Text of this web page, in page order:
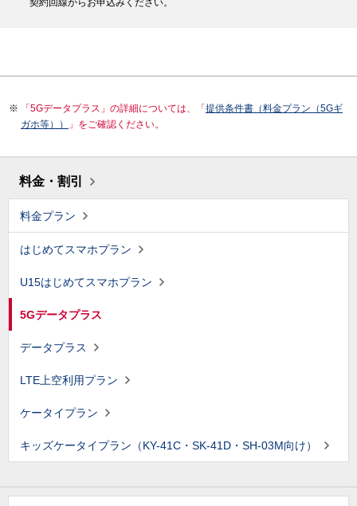
契約回線からお申込みください。
「5Gデータプラス」の詳細については、「 提供条件書（料金プラン（5Gギ
ガホ等））
」をご確認ください。
料金・割引
料金プラン
はじめてスマホプラン
U15はじめてスマホプラン
5Gデータプラス
データプラス
LTE上空利用プラン
ケータイプラン
キッズケータイプラン（KY-41C・SK-41D・SH-03M向け）